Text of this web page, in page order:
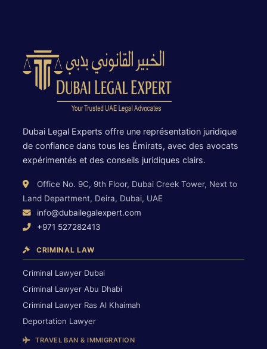
Dubai Legal Experts offre une représentation juridique
de confiance dans tous les Émirats, avec des avocats
expérimentés et des conseils juridiques clairs.
Office No. 9C, 9th Floor, Dubai Creek Tower, Next to
Land Department, Deira, Dubai, UAE
info@dubailegalexpert.com
+971 527282413
CRIMINAL LAW
Criminal Lawyer Dubai
Criminal Lawyer Abu Dhabi
Criminal Lawyer Ras Al Khaimah
Deportation Lawyer
TRAVEL BAN & IMMIGRATION